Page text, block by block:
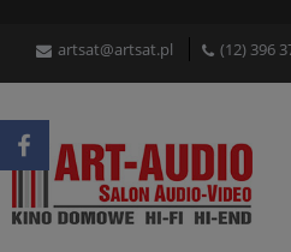
artsat@artsat.pl (12) 396